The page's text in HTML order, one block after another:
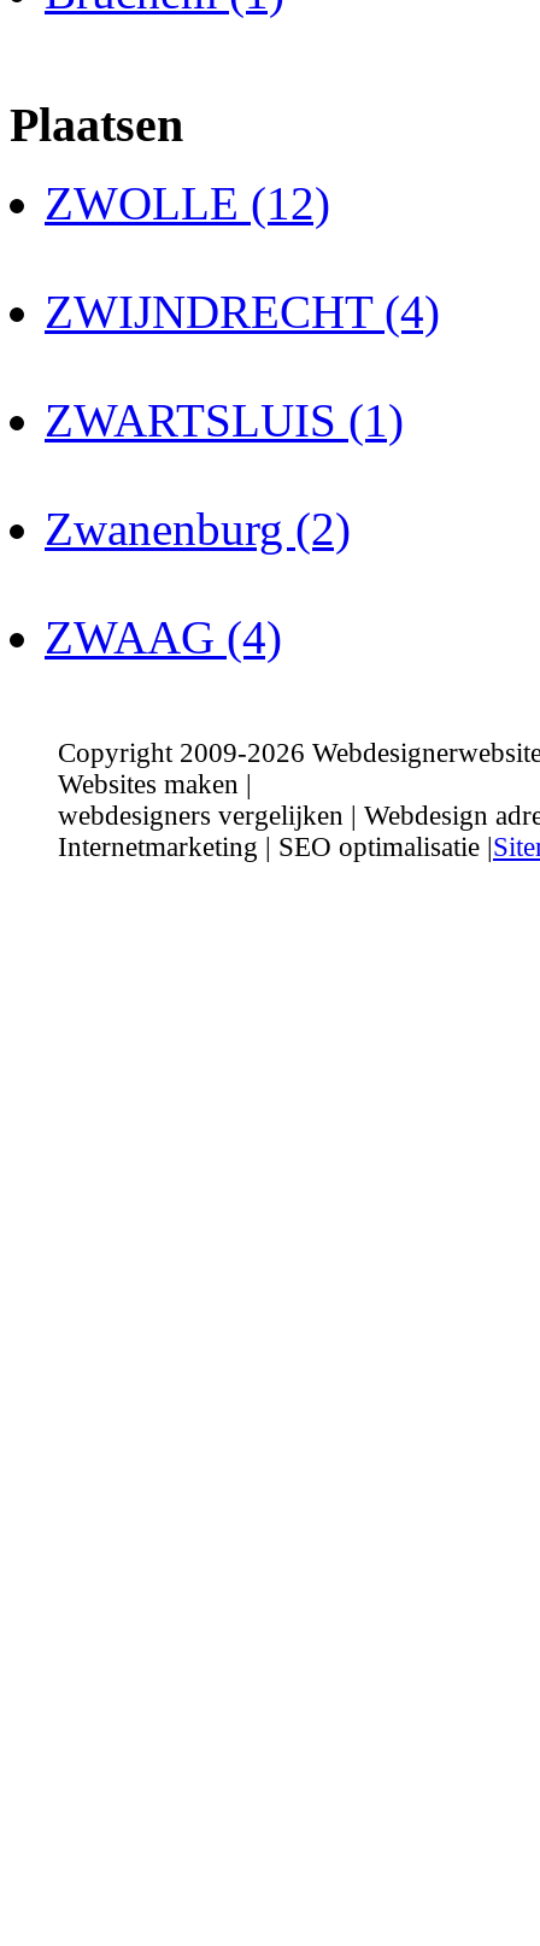
Plaatsen
ZWOLLE (12)
ZWIJNDRECHT (4)
ZWARTSLUIS (1)
Zwanenburg (2)
ZWAAG (4)
Copyright 2009-2026
Websites maken |
webdesigners vergelijken | Webdesign
Internetmarketing | SEO optimalisatie |